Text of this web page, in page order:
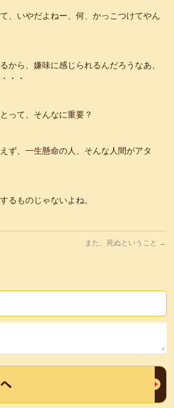
、いやだよねー、何、かっこつけてやん
から、嫌味に感じられるんだろうなあ、
・・
って、そんなに重要？
ず、一生懸命の人、そんな人間がアタ
るものじゃないよね。
また、死ぬということ →